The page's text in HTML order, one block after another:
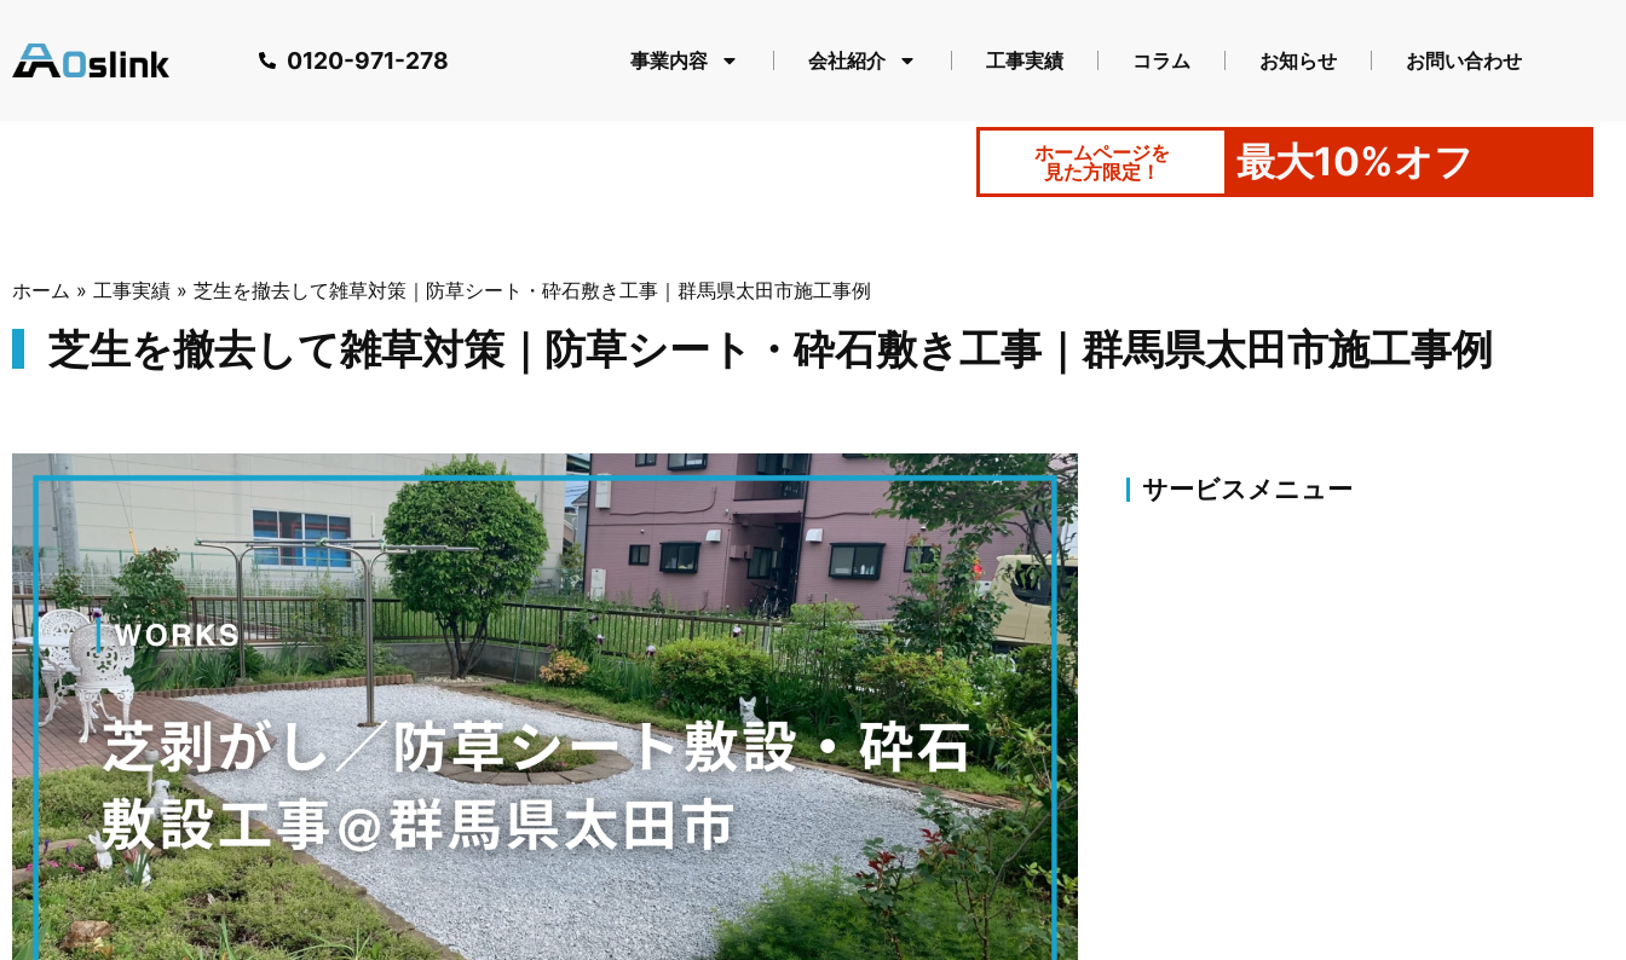
0120-971-278 事業内容 会社紹介 工事実績 コラム お知らせ お問い合わせ
ホームページを
見た方限定！
最大10%オフ
ホーム » 工事実績 » 芝生を撤去して雑草対策｜防草シート・砕石敷き工事｜群馬県太田市施工事例
芝生を撤去して雑草対策｜防草シート・砕石敷き工事｜群馬県太田市施工事例
サービスメニュー